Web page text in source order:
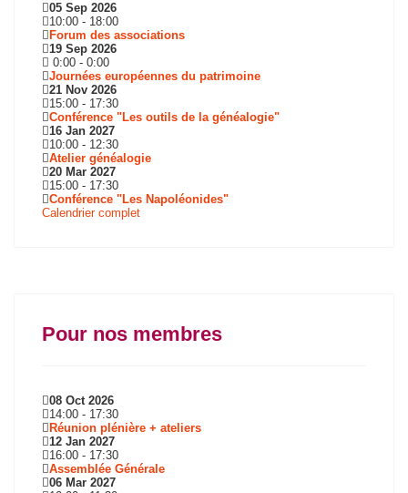
05 Sep 2026
10:00 - 18:00
Forum des associations
19 Sep 2026
0:00 - 0:00
Journées européennes du patrimoine
21 Nov 2026
15:00 - 17:30
Conférence "Les outils de la généalogie"
16 Jan 2027
10:00 - 12:30
Atelier généalogie
20 Mar 2027
15:00 - 17:30
Conférence "Les Napoléonides"
Calendrier complet
Pour nos membres
08 Oct 2026
14:00 - 17:30
Réunion plénière + ateliers
12 Jan 2027
16:00 - 17:30
Assemblée Générale
06 Mar 2027